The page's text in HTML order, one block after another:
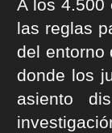
A los 4.500
las reglas
del entorno
donde los
asiento